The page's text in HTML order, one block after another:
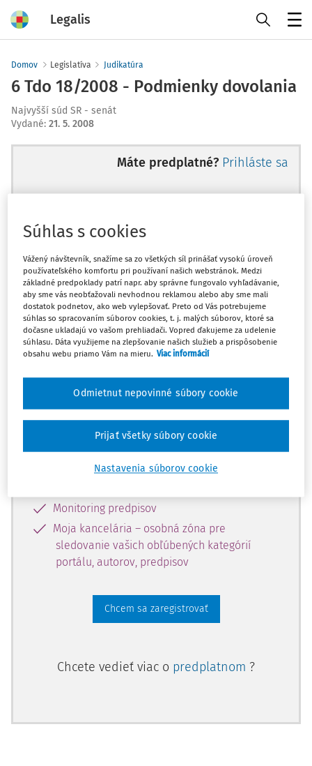
Legalis
Domov Legislatíva Judikatúra
6 Tdo 18/2008 - Podmienky dovolania
Najvyšší súd SR - senát
Vydané: 21. 5. 2008
Máte predplatné? Prihláste sa
Ups, zatiaľ ste si prečítali len
začiatok...
Celý odborný obsah z tejto oblasti je
dostupný predplatiteľom portálu.
obsahu a získajte prístup na 10 dní
zdarma, stačí sa len zaregistrovať.
Vďaka registrácii získate prístup aj k
vybranému obsahu:
Monitoring predpisov
Moja kancelária – osobná zóna pre
sledovanie vašich obľúbených kategórií
portálu, autorov, predpisov
Chcem sa zaregistrovať
Chcete vedieť viac o predplatnom ?
Súhlas s cookies
Vážený návštevník, snažíme sa zo všetkých síl prinášať vysokú úroveň
používateľského komfortu pri používaní našich webstránok. Medzi
základné predpoklady patrí napr. aby správne fungovalo vyhľadávanie,
aby sme vás neobťažovali nevhodnou reklamou alebo aby sme mali
dostatok podnetov, ako web vylepšovať. Preto od Vás potrebujeme
súhlas so spracovaním súborov cookies, t. j. malých súborov, ktoré sa
dočasne ukladajú vo vašom prehliadači. Vopred ďakujeme za udelenie
súhlasu. Dáta využijeme na zlepšovanie našich služieb a prispôsobenie
obsahu webu priamo Vám na mieru. Viac informácií
Nastavenia súborov cookie
Odmietnut nepovinné súbory cookie
Prijať všetky súbory cookie